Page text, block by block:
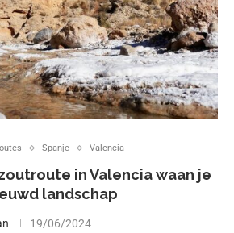
Spanje Valencia
in Valencia waan je
landschap
19/06/2024